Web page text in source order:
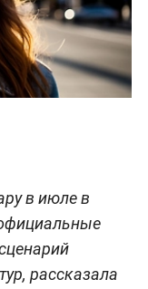
в июле в
рассказала